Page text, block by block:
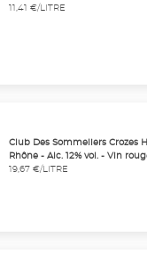
11,41 €/LITRE
Club Des Sommeliers Crozes
Rhône - Alc. 12% vol. - Vin
19,67 €/LITRE